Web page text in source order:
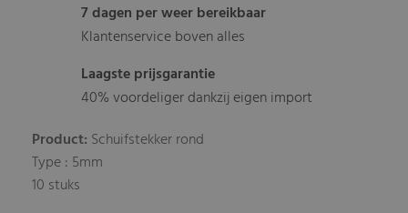
7 dagen per weer bereikbaar
Klantenservice boven alles
Laagste prijsgarantie
40% voordeliger dankzij eigen import
Product: Schuifstekker rond
Type : 5mm
10 stuks